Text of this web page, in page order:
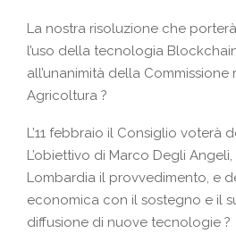
La nostra risoluzione che
l’uso della tecnologia
all’unanimità della Commissione
Agricoltura ?
L’11 febbraio il Consiglio voterà
L’obiettivo di Marco Degli
Lombardia il provvedimento, e
economica con il sostegno e il
diffusione di nuove tecnologie ?